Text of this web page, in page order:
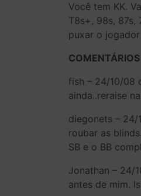
Você tem KK.
T8s+, 98s, 87s,
puxar o
COMENTÁRIOS
fish – 24/10/08
ainda..reraise
diegonets –
roubar as
SB e o BB
Jonathan – 24/
antes de mim.